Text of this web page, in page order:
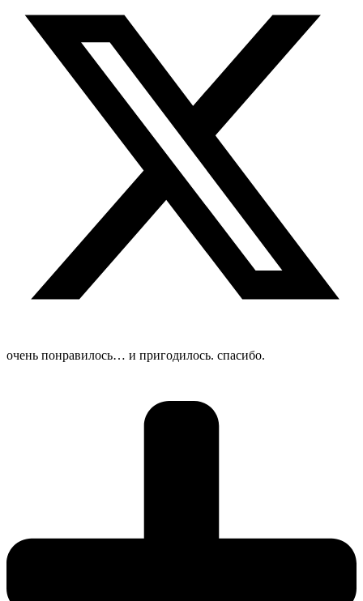
очень понравилось… и пригодилось. спасибо.